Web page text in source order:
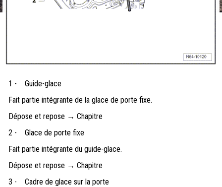
1 -
Guide-glace
Fait partie intégrante de la glace de porte fixe.
Dépose et repose → Chapitre
2 -
Glace de porte fixe
Fait partie intégrante du guide-glace.
Dépose et repose → Chapitre
3 -
Cadre de glace sur la porte